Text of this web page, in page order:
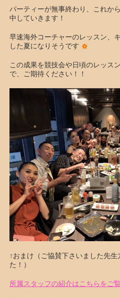
パーティーが無事終わり、これか
中していきます！
早速海外コーチャーのレッスン、
した夏になりそうです
この成果を競技会や日頃のレッス
で、ご期待ください！！
↑おまけ（ご協賛下さいました先
た！）
所属スタッフの紹介はこちらをご